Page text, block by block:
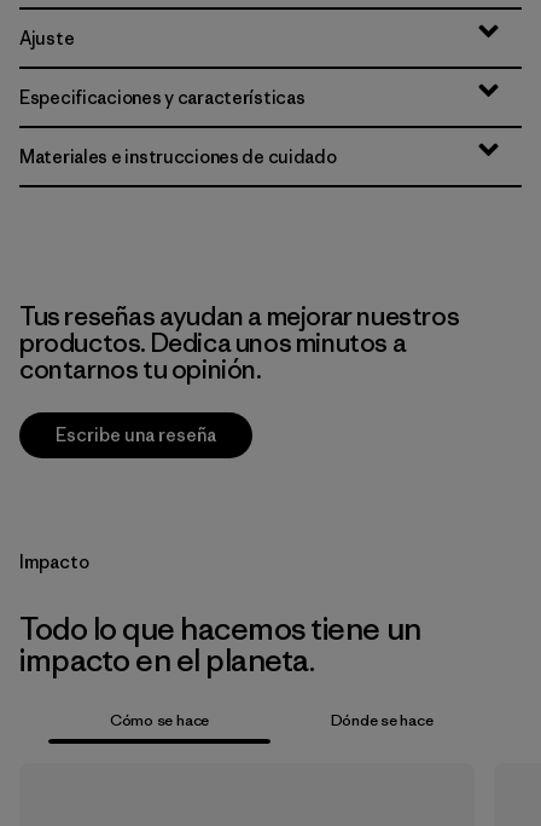
Ajuste
Especificaciones y características
Materiales e instrucciones de cuidado
Tus reseñas ayudan a mejorar nuestros
productos. Dedica unos minutos a
contarnos tu opinión.
Escribe una reseña
Impacto
Todo lo que hacemos tiene un
impacto en el planeta.
Cómo se hace Dónde se hace